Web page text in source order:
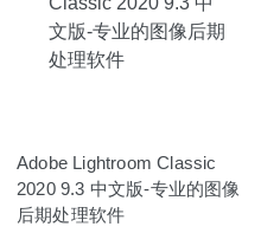
Adobe Lightroom Classic
2020 9.3 中文版-专业的图像
后期处理软件